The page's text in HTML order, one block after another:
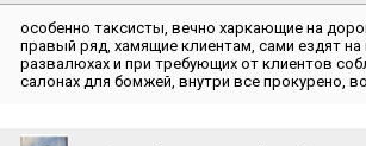
особенно таксисты, вечно харкающие на
правый ряд, хамящие клиентам, сами ездят на
развалюхах и при требующих от клиентов
салонах для бомжей, внутри все прокурено,